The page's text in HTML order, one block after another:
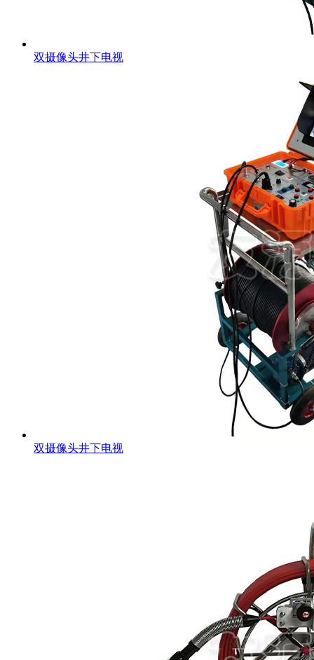
双摄像头井下电视
双摄像头井下电视